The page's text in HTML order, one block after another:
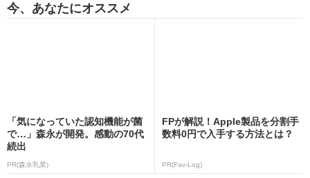
今、あなたにオススメ
「気になっていた認知機能が菌
で…」森永が開発。感動の70代
続出
PR(森永乳業)
FPが解説！Apple製品を分割手
数料0円で入手する方法とは？
PR(Fav-Log)